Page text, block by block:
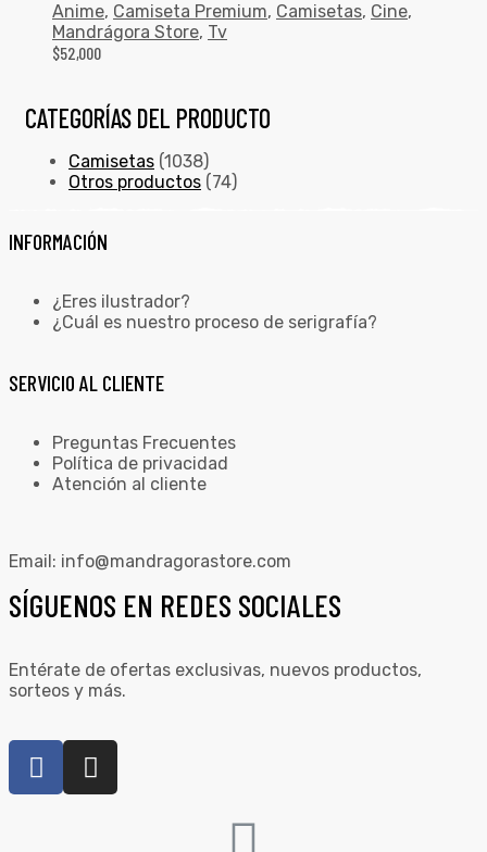
Anime, Camiseta Premium, Camisetas, Cine,
Mandrágora Store, Tv
$52,000
CATEGORÍAS DEL PRODUCTO
Camisetas (1038)
Otros productos (74)
INFORMACIÓN
¿Eres ilustrador?
¿Cuál es nuestro proceso de serigrafía?
SERVICIO AL CLIENTE
Preguntas Frecuentes
Política de privacidad
Atención al cliente
Email: info@mandragorastore.com
SÍGUENOS EN REDES SOCIALES
Entérate de ofertas exclusivas, nuevos productos,
sorteos y más.